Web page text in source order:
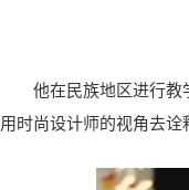
他在民族地区进行
用时尚设计师的视角去诠